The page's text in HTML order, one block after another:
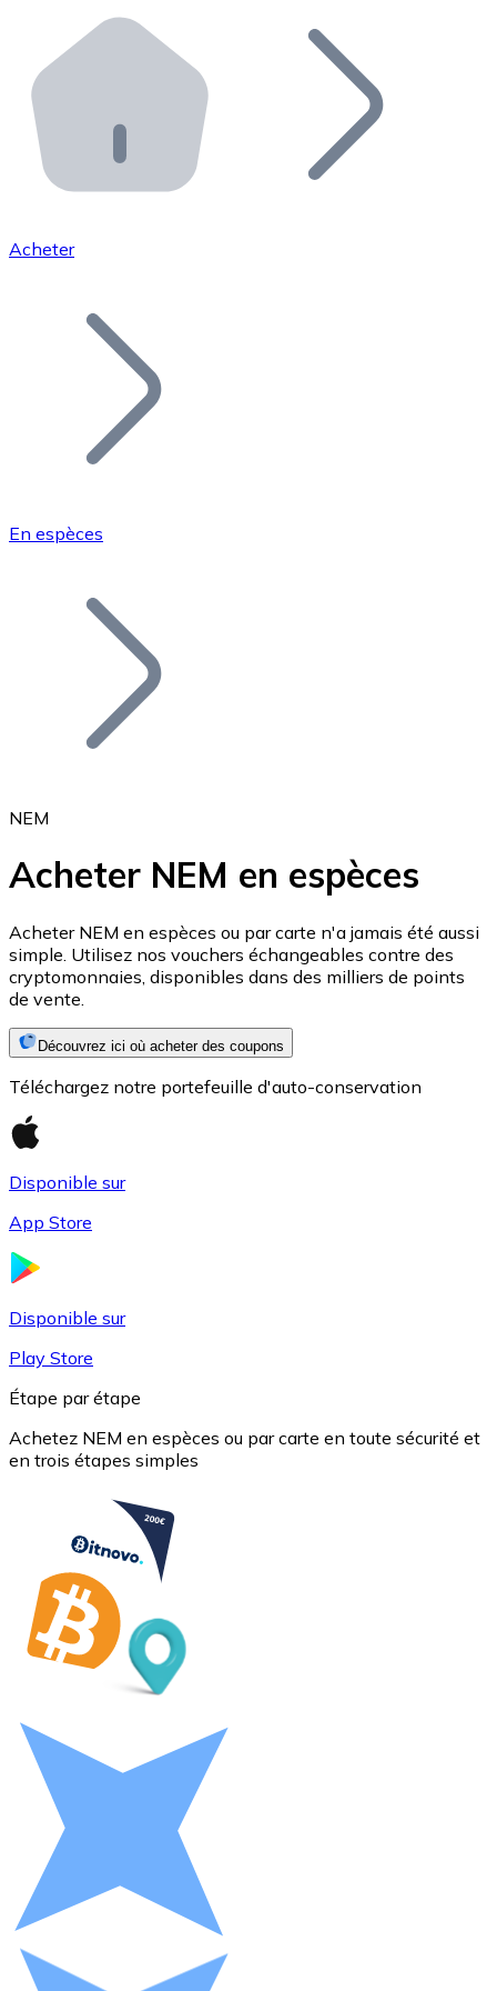
Distributeurs automatiques Bitnovo
Intégrez un ATM Bitnovo dans votre entreprise et
API Bitnovo
Intégrez notre API dans votre écosystème.
Rejoignez notre réseau de distributeurs et
Ajoutez le token de votre projet à notre service
Bitcoin
Ethereum
ETH
Litecoin
LTC
XRP
Acheter
En espèces
NEM
Acheter NEM en espèces
Acheter NEM en espèces ou par carte n'a jamais été aussi
simple. Utilisez nos vouchers échangeables contre des
cryptomonnaies, disponibles dans des milliers de points
de vente.
Découvrez ici où acheter des coupons
Téléchargez notre portefeuille d'auto-conservation
Disponible sur
App Store
Disponible sur
Play Store
Étape par étape
Achetez NEM en espèces ou par carte en toute sécurité et
en trois étapes simples